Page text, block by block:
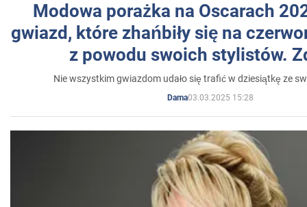
Modowa porażka na Oscarach
gwiazd, które zhańbiły się na
z powodu swoich stylistów.
Nie wszystkim gwiazdom udało się trafić w dziesiątkę ze
Dama03.03.2025 15:28